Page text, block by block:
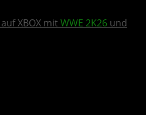
auf XBOX mit WWE 2K26 und